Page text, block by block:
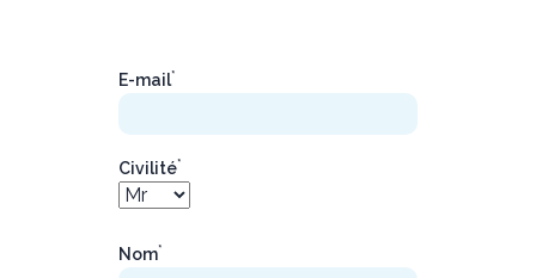
E-mail*
Civilité*
Nom*